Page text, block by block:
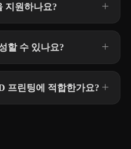
지원하나요?
할 수 있나요?
프린팅에 적합한가요?